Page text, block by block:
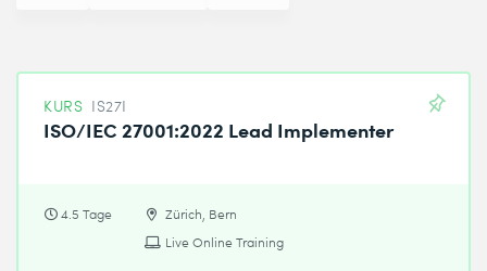
KURS IS27I
ISO/IEC 27001:2022 Lead Implementer
4.5 Tage
Zürich, Bern
Live Online Training